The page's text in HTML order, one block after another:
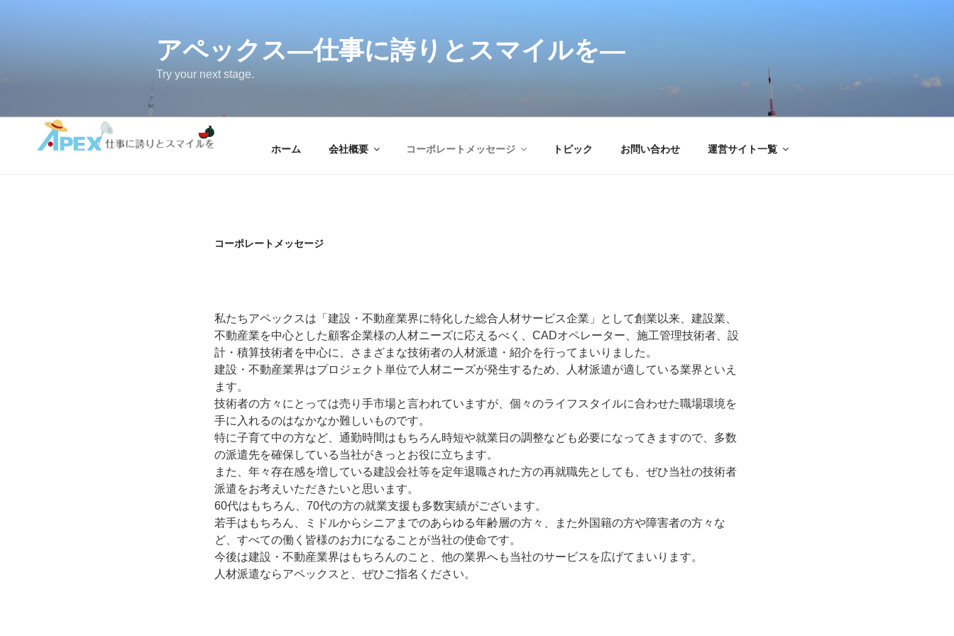
アペックス―仕事に誇りとスマイルを―
Try your next stage.
ホーム 会社概要 コーポレートメッセージ トピック お問い合わせ 運営サイト一覧
コーポレートメッセージ
私たちアペックスは「建設・不動産業界に特化した総合人材サービス企業」として創業以来、建設業、
不動産業を中心とした顧客企業様の人材ニーズに応えるべく、CADオペレーター、施工管理技術者、設
計・積算技術者を中心に、さまざまな技術者の人材派遣・紹介を行ってまいりました。
建設・不動産業界はプロジェクト単位で人材ニーズが発生するため、人材派遣が適している業界といえ
ます。
技術者の方々にとっては売り手市場と言われていますが、個々のライフスタイルに合わせた職場環境を
手に入れるのはなかなか難しいものです。
特に子育て中の方など、通勤時間はもちろん時短や就業日の調整なども必要になってきますので、多数
の派遣先を確保している当社がきっとお役に立ちます。
また、年々存在感を増している建設会社等を定年退職された方の再就職先としても、ぜひ当社の技術者
派遣をお考えいただきたいと思います。
60代はもちろん、70代の方の就業支援も多数実績がございます。
若手はもちろん、ミドルからシニアまでのあらゆる年齢層の方々、また外国籍の方や障害者の方々な
ど、すべての働く皆様のお力になることが当社の使命です。
今後は建設・不動産業界はもちろんのこと、他の業界へも当社のサービスを広げてまいります。
人材派遣ならアペックスと、ぜひご指名ください。